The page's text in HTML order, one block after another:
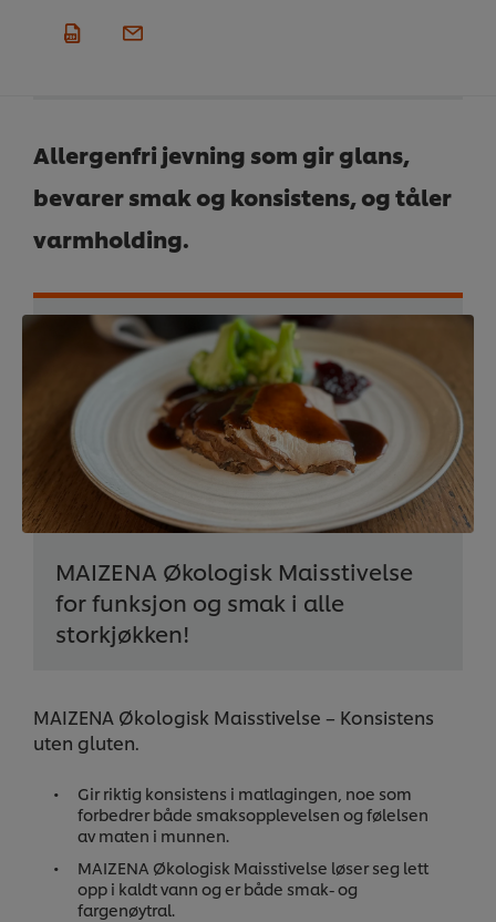
Allergenfri jevning som gir glans,
bevarer smak og konsistens, og tåler
varmholding.
MAIZENA Økologisk Maisstivelse
for funksjon og smak i alle
storkjøkken!
MAIZENA Økologisk Maisstivelse – Konsistens
uten gluten.
Gir riktig konsistens i matlagingen, noe som
forbedrer både smaksopplevelsen og følelsen
av maten i munnen.
MAIZENA Økologisk Maisstivelse løser seg lett
opp i kaldt vann og er både smak- og
fargenøytral.